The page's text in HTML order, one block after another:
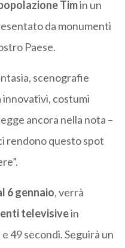
Timin un
da monumenti
Paese.
scenografie
costumi
ancora nella nota –
rendono questo spot
6 gennaio, verrà
televisivein
49 secondi. Seguirà un